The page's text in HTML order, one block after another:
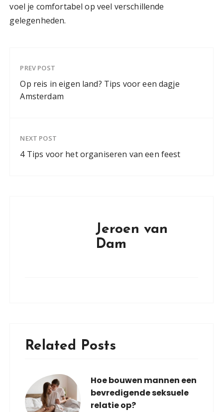
voel je comfortabel op veel verschillende
gelegenheden.
PREV POST
Op reis in eigen land? Tips voor een dagje
Amsterdam
NEXT POST
4 Tips voor het organiseren van een feest
Jeroen van
Dam
Related Posts
Hoe bouwen mannen een
bevredigende seksuele
relatie op?